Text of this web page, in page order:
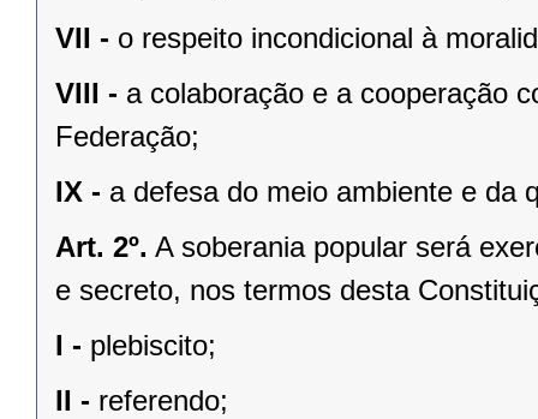
VII - o respeito incondicional à
VIII - a colaboração e a cooperação
Federação;
IX - a defesa do meio ambiente e da
Art. 2º. A soberania popular será
e secreto, nos termos desta
I - plebiscito;
II - referendo;